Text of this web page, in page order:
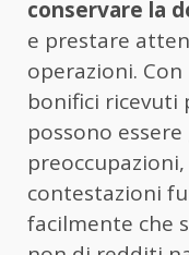
conservare la
e prestare
operazioni.
bonifici ricevuti
possono
contestazioni
facilmente che